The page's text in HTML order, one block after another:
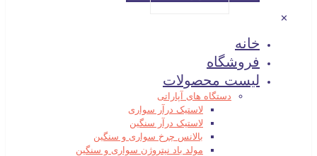
✕
خانه
فروشگاه
لیست محصولات
دستگاه های آپاراتی
لاستیک درآر سواری
لاستیک درآر سنگین
بالانس چرخ سواری و سنگین
مولد باد نیتروژن سواری و سنگین